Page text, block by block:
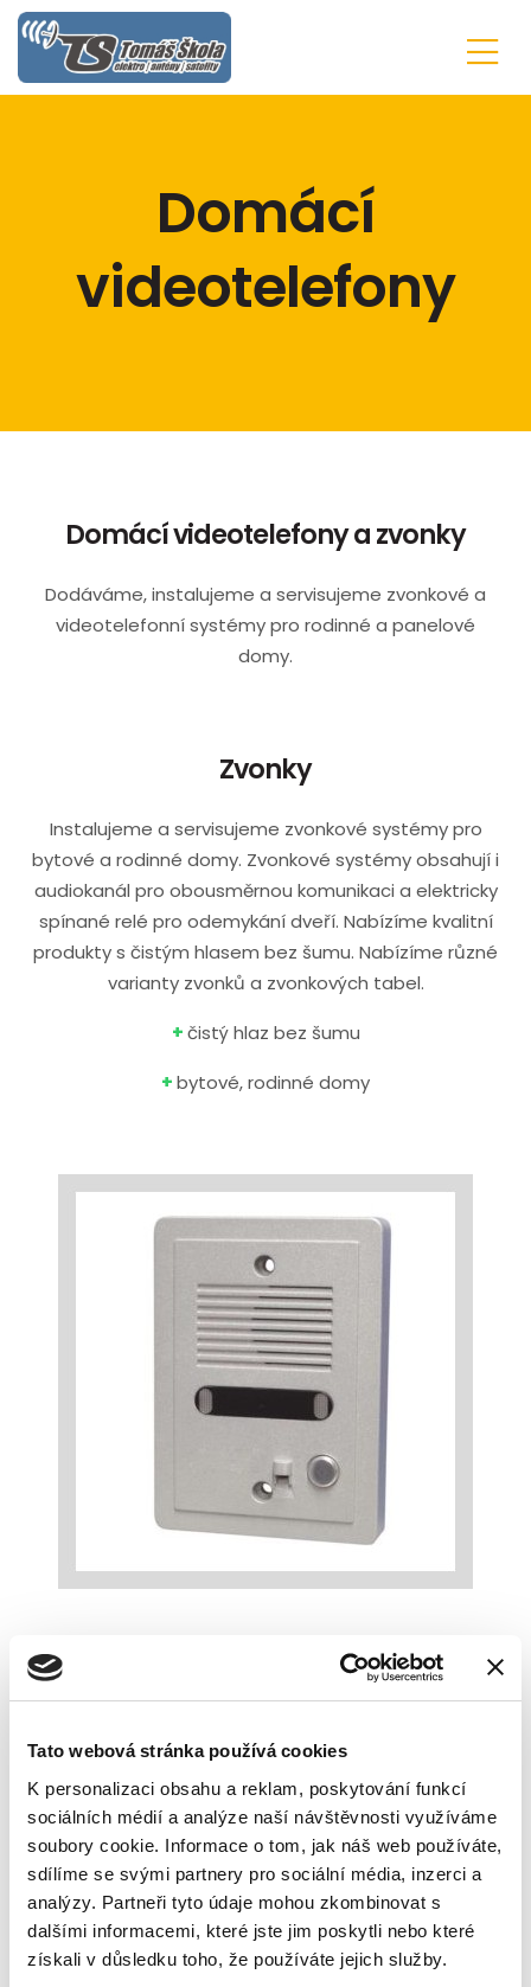
Tato webová stránka používá cookies
K personalizaci obsahu a reklam, poskytování funkcí
sociálních médií a analýze naší návštěvnosti využíváme
soubory cookie. Informace o tom, jak náš web používáte,
sdílíme se svými partnery pro sociální média, inzerci a
analýzy. Partneři tyto údaje mohou zkombinovat s
dalšími informacemi, které jste jim poskytli nebo které
získali v důsledku toho, že používáte jejich služby.
Domácí
videotelefony
Domácí videotelefony a zvonky
Dodáváme, instalujeme a servisujeme zvonkové a
videotelefonní systémy pro rodinné a panelové
domy.
Zvonky
Instalujeme a servisujeme zvonkové systémy pro
bytové a rodinné domy. Zvonkové systémy obsahují i
audiokanál pro obousměrnou komunikaci a elektricky
spínané relé pro odemykání dveří. Nabízíme kvalitní
produkty s čistým hlasem bez šumu. Nabízíme různé
varianty zvonků a zvonkových tabel.
+čistý hlaz bez šumu
+bytové, rodinné domy
Videotelefony
přenášet i obraz osoby, která stojí před dveřmi.
Toto je vhodné zejména, když potřebujete ověřit
zda osoba, která stojí za vašimi dveřmi je známá či
neznámá osoba. Systém se skládá z vnitřní jednotky
s LCD displejem a venkovní jednotky se zvonkovým
tlačítkem a kamerou. Nabízíme rovněž systémy, u
kterých můžete kontrolovat osobu za dveřmi
pomocí mobilní aplikace pro chytrý telefon.